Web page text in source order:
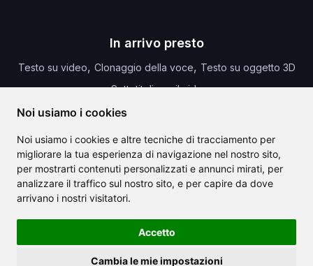
Noi usiamo i cookies
Noi usiamo i cookies e altre tecniche di tracciamento per
migliorare la tua esperienza di navigazione nel nostro sito,
per mostrarti contenuti personalizzati e annunci mirati, per
analizzare il traffico sul nostro sito, e per capire da dove
arrivano i nostri visitatori.
Accetto
Cambia le mie impostazioni
In arrivo presto
Testo su video, Clonaggio della voce, Testo su oggetto 3D
,Sottotitoli per il video
CLAILA combina tutte le migliori funzionalità di intelligenza
artificiale disponibili a livello mondiale